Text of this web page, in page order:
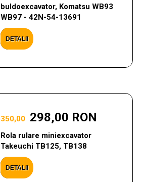
buldoexcavator, Komatsu WB93
WB97 - 42N-54-13691
DETALII
350,00 298,00 RON
Rola rulare miniexcavator
Takeuchi TB125, TB138
DETALII